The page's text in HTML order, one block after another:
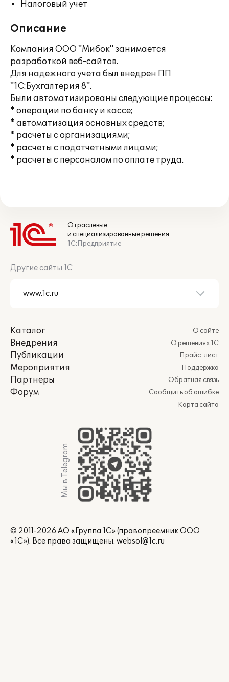
Налоговый учет
Описание
Компания ООО "Мибок" занимается
разработкой веб-сайтов.
Для надежного учета был внедрен ПП
"1С:Бухгалтерия 8".
Были автоматизированы следующие процессы:
* операции по банку и кассе;
* автоматизация основных средств;
* расчеты с организациями;
* расчеты с подотчетными лицами;
* расчеты с персоналом по оплате труда.
Отраслевые
и специализированные решения
1С:Предприятие
Другие сайты 1С
Каталог
Внедрения
Публикации
Мероприятия
Партнеры
Форум
О сайте
О решениях 1С
Прайс-лист
Поддержка
Обратная связь
Сообщить об ошибке
Карта сайта
Мы в Telegram
© 2011-2026 АО «Группа 1С» (правопреемник ООО
«1С»). Все права защищены. websol@1c.ru